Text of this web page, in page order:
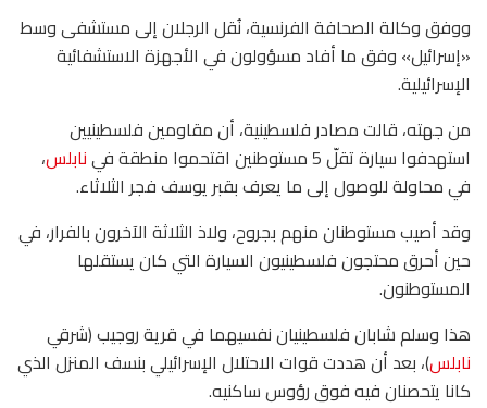
ووفق وكالة الصحافة الفرنسية، نُقل الرجلان إلى مستشفى وسط
«إسرائيل» وفق ما أفاد مسؤولون في الأجهزة الاستشفائية
الإسرائيلية.
من جهته، قالت مصادر فلسطينية، أن مقاومين فلسطينيين
استهدفوا سيارة تقلّ 5 مستوطنين اقتحموا منطقة في
نابلس،
في محاولة للوصول إلى ما يعرف بقبر يوسف فجر الثلاثاء.
وقد أصيب مستوطنان منهم بجروح، ولاذ الثلاثة الآخرون بالفرار، في
حين أحرق محتجون فلسطينيون السيارة التي كان يستقلها
المستوطنون.
هذا وسلم شابان فلسطينيان نفسيهما في قرية روجيب (شرقي
نابلس)، بعد أن هددت قوات الاحتلال الإسرائيلي بنسف المنزل الذي
كانا يتحصنان فيه فوق رؤوس ساكنيه.